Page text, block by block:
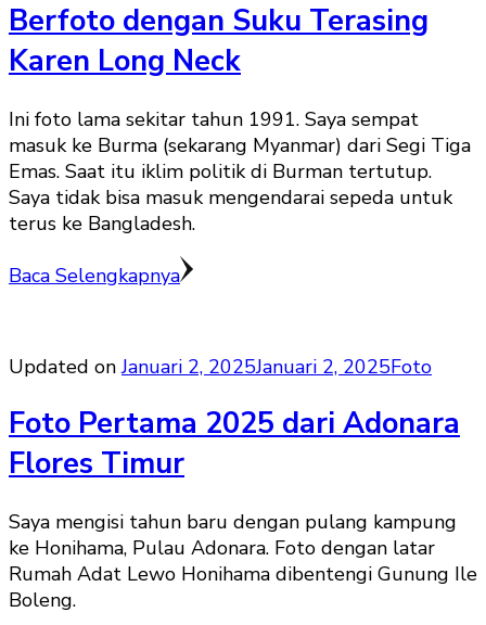
Berfoto dengan Suku Terasing
Karen Long Neck
Ini foto lama sekitar tahun 1991. Saya sempat
masuk ke Burma (sekarang Myanmar) dari Segi Tiga
Emas. Saat itu iklim politik di Burman tertutup.
Saya tidak bisa masuk mengendarai sepeda untuk
terus ke Bangladesh.
Baca Selengkapnya
Updated onJanuari 2, 2025Januari 2, 2025Foto
Foto Pertama 2025 dari Adonara
Flores Timur
Saya mengisi tahun baru dengan pulang kampung
ke Honihama, Pulau Adonara. Foto dengan latar
Rumah Adat Lewo Honihama dibentengi Gunung Ile
Boleng.